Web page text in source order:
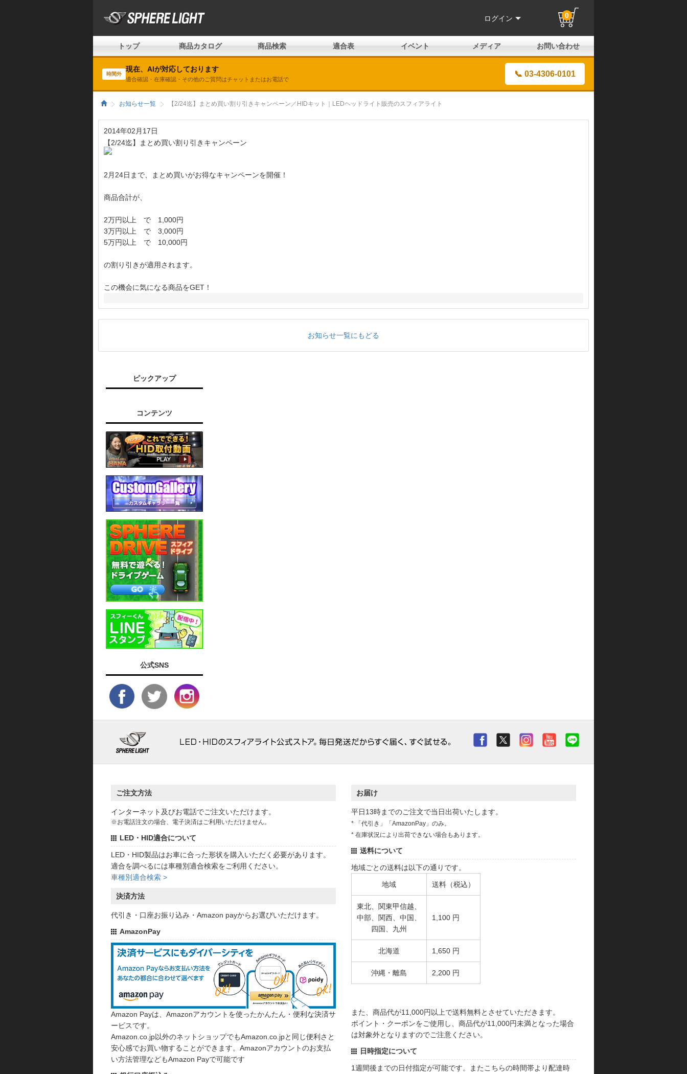
ログイン 0
トップ 商品カタログ 商品検索 適合表 イベント メディア お問い合わせ
時間外
現在、AIが対応しております
適合確認・在庫確認・その他のご質問はチャットまたはお電話で
📞 03-4306-0101
お知らせ一覧 【2/24迄】まとめ買い割り引きキャンペーン／HIDキット｜LEDヘッドライト販売のスフィアライト
2014年02月17日
【2/24迄】まとめ買い割り引きキャンペーン
2月24日まで、まとめ買いがお得なキャンペーンを開催！
商品合計が、
2万円以上 で 1,000円
3万円以上 で 3,000円
5万円以上 で 10,000円
の割り引きが適用されます。
この機会に気になる商品をGET！
お知らせ一覧にもどる
ピックアップ
コンテンツ
公式SNS
ご注文方法
インターネット及びお電話でご注文いただけます。
※お電話注文の場合、電子決済はご利用いただけません。
LED・HID適合について
LED・HID製品はお車に合った形状を購入いただく必要があります。
適合を調べるには車種別適合検索をご利用ください。
車種別適合検索 >
決済方法
代引き・口座お振り込み・Amazon payからお選びいただけます。
AmazonPay
Amazon Payは、Amazonアカウントを使ったかんたん・便利な決済サ
ービスです。
Amazon.co.jp以外のネットショップでもAmazon.co.jpと同じ便利さと
安心感でお買い物することができます。Amazonアカウントのお支払
い方法管理などもAmazon Payで可能です
お届け
平日13時までのご注文で当日出荷いたします。
* 「代引き」「AmazonPay」のみ。
* 在庫状況により出荷できない場合もあります。
送料について
地域ごとの送料は以下の通りです。
地域 送料（税込）
東北、関東甲信越、
中部、関西、中国、
四国、九州
1,100 円
北海道 1,650 円
沖縄・離島 2,200 円
また、商品代が11,000円以上で送料無料とさせていただきます。
ポイント・クーポンをご使用し、商品代が11,000円未満となった場合
は対象外となりますのでご注意ください。
日時指定について
1週間後までの日付指定が可能です。またこちらの時間帯より配達時